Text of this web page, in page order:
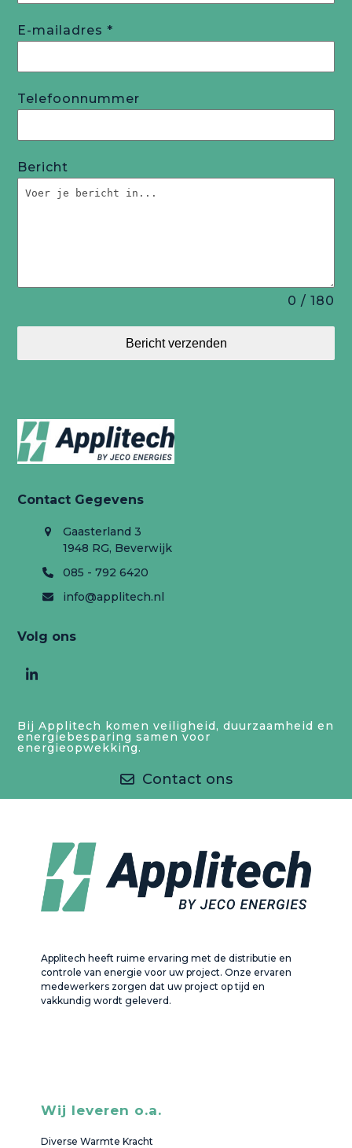
E-mailadres*
Telefoonnummer
Bericht
0 / 180
Bericht verzenden
Contact Gegevens
Gaasterland 3
1948 RG, Beverwijk
085 - 792 6420
info@applitech.nl
Volg ons
LinkedIn
Bij Applitech komen veiligheid, duurzaamheid en
energiebesparing samen voor
energieopwekking.
Contact ons
Applitech heeft ruime ervaring met de distributie en
controle van energie voor uw project. Onze ervaren
medewerkers zorgen dat uw project op tijd en
vakkundig wordt geleverd.
Wij leveren o.a.
Diverse Warmte Kracht